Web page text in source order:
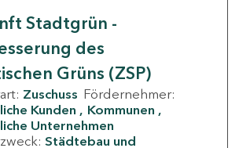
Stadtgrün -
des
Grüns (ZSP)
Zuschuss Fördernehmer:
Kunden
Kommunen
Unternehmen
Städtebau und